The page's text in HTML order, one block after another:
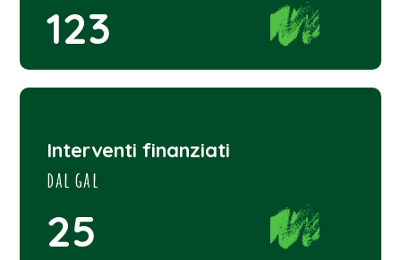
123
Interventi finanziati
dal gal
25